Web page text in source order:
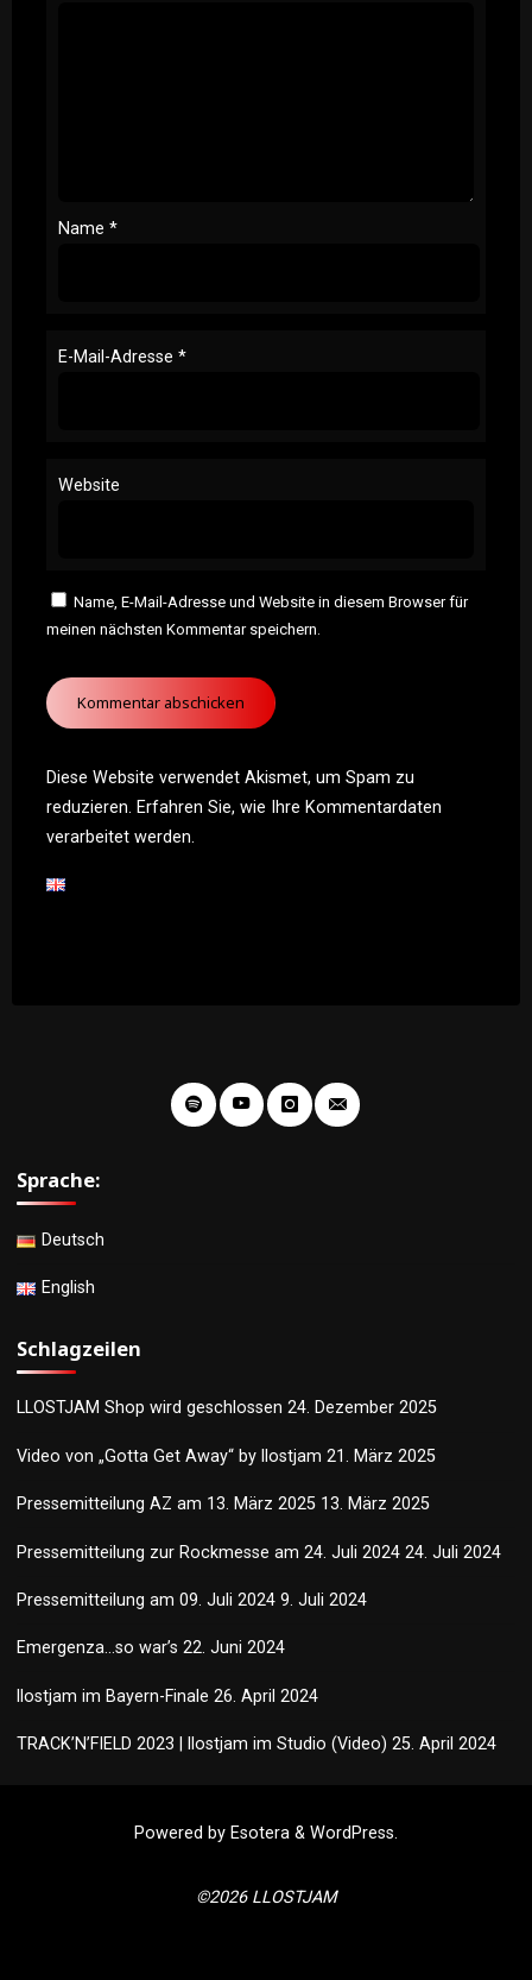
Name *
E-Mail-Adresse *
Website
Name, E-Mail-Adresse und Website in diesem Browser für
meinen nächsten Kommentar speichern.
Diese Website verwendet Akismet, um Spam zu
reduzieren. Erfahren Sie, wie Ihre Kommentardaten
verarbeitet werden.
Sprache:
Deutsch
English
Schlagzeilen
LLOSTJAM Shop wird geschlossen 24. Dezember 2025
Video von „Gotta Get Away“ by llostjam 21. März 2025
Pressemitteilung AZ am 13. März 2025 13. März 2025
Pressemitteilung zur Rockmesse am 24. Juli 2024 24. Juli 2024
Pressemitteilung am 09. Juli 2024 9. Juli 2024
Emergenza…so war’s 22. Juni 2024
llostjam im Bayern-Finale 26. April 2024
TRACK’N’FIELD 2023 | llostjam im Studio (Video) 25. April 2024
Powered by Esotera & WordPress.
©2026 LLOSTJAM